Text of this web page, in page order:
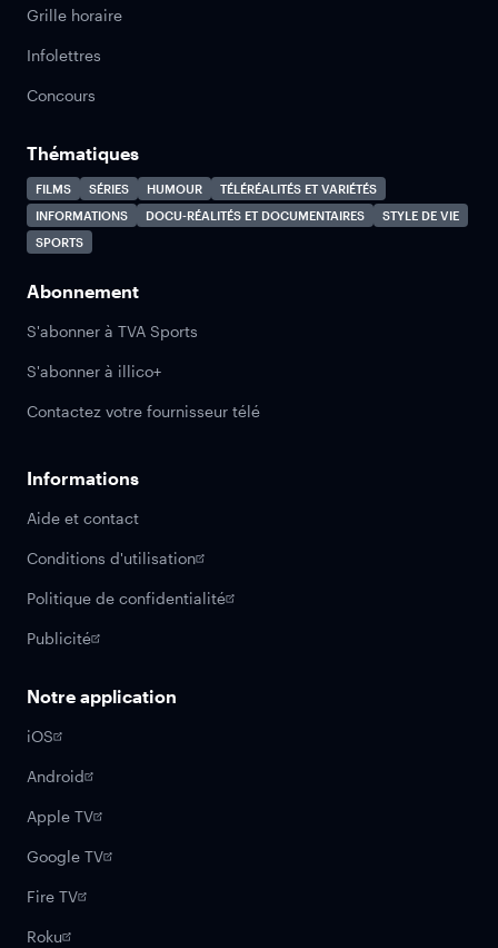
Grille horaire
Infolettres
Concours
Thématiques
FILMS SÉRIES HUMOUR
TÉLÉRÉALITÉS ET VARIÉTÉS
INFORMATIONS
DOCU-RÉALITÉS ET DOCUMENTAIRES
STYLE DE VIE
SPORTS
Abonnement
S'abonner à TVA Sports
S'abonner à illico+
Contactez votre fournisseur télé
Informations
Aide et contact
Conditions d'utilisation
Politique de confidentialité
Publicité
Notre application
iOS
Android
Apple TV
Google TV
Fire TV
Roku